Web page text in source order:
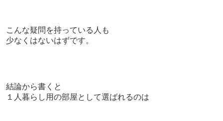
こんな疑問を持っている人も
少なくはないはずです。
結論から書くと
１人暮らし用の部屋として選ばれるのは